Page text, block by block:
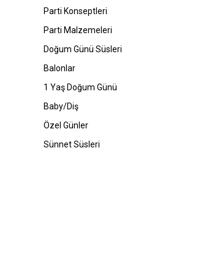
Parti Konseptleri
Parti Malzemeleri
Doğum Günü Süsleri
Balonlar
1 Yaş Doğum Günü
Baby/Diş
Özel Günler
Sünnet Süsleri